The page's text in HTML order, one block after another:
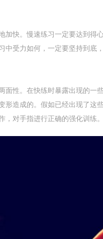
快。慢速练习一定要达到得
中受力如何，一定要坚持到底
性。在快练时暴露出现的一
形造成的。假如已经出现了这
，对手指进行正确的强化训练。